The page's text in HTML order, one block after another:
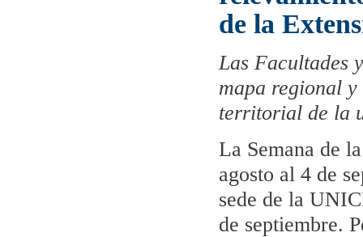
de la
Las Facultades
mapa regional y
territorial de la
La Semana de
agosto al 4 de
sede de la
de septiembre.